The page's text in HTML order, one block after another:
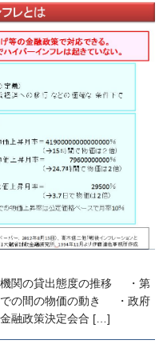
機関の貸出態度の推移 ・第
での間の物価の動き ・政府
融政策決定会合 […]